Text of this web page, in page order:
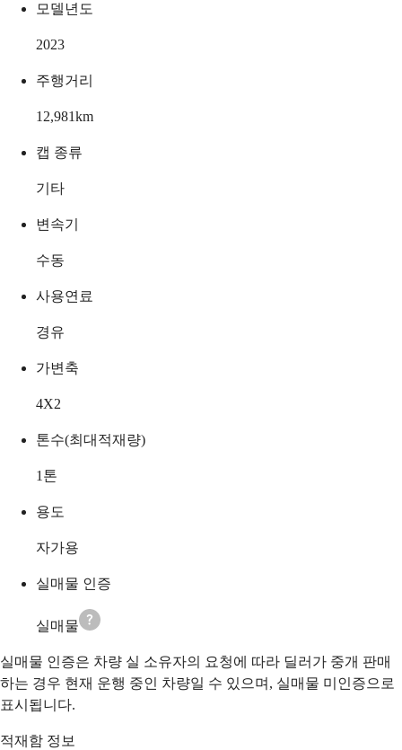
모델년도
2023
주행거리
12,981km
캡 종류
기타
변속기
수동
사용연료
경유
가변축
4X2
톤수(최대적재량)
1 톤
용도
자가용
실매물 인증
실매물
실매물 인증은 차량 실 소유자의 요청에 따라 딜러가 중개 판매
하는 경우 현재 운행 중인 차량일 수 있으며, 실매물 미인증으로
표시됩니다.
적재함 정보